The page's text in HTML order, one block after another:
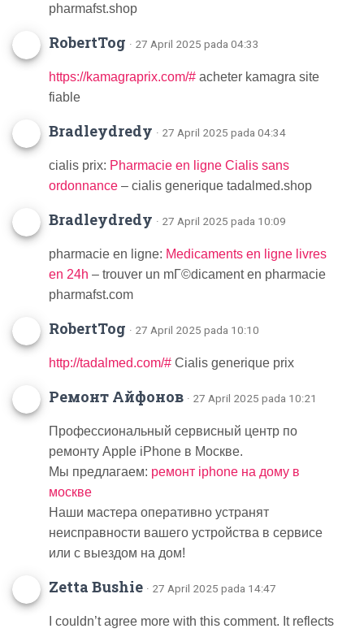
pharmafst.shop
RobertTog · 27 April 2025 pada 04:33
https://kamagraprix.com/# acheter kamagra site
fiable
Bradleydredy · 27 April 2025 pada 04:34
cialis prix: Pharmacie en ligne Cialis sans
ordonnance – cialis generique tadalmed.shop
Bradleydredy · 27 April 2025 pada 10:09
pharmacie en ligne: Medicaments en ligne livres
en 24h – trouver un mГ©dicament en pharmacie
pharmafst.com
RobertTog · 27 April 2025 pada 10:10
http://tadalmed.com/# Cialis generique prix
Ремонт Айфонов · 27 April 2025 pada 10:21
Профессиональный сервисный центр по
ремонту Apple iPhone в Москве.
Мы предлагаем: ремонт iphone на дому в
москве
Наши мастера оперативно устранят
неисправности вашего устройства в сервисе
или с выездом на дом!
Zetta Bushie · 27 April 2025 pada 14:47
I couldn’t agree more with this comment. It reflects